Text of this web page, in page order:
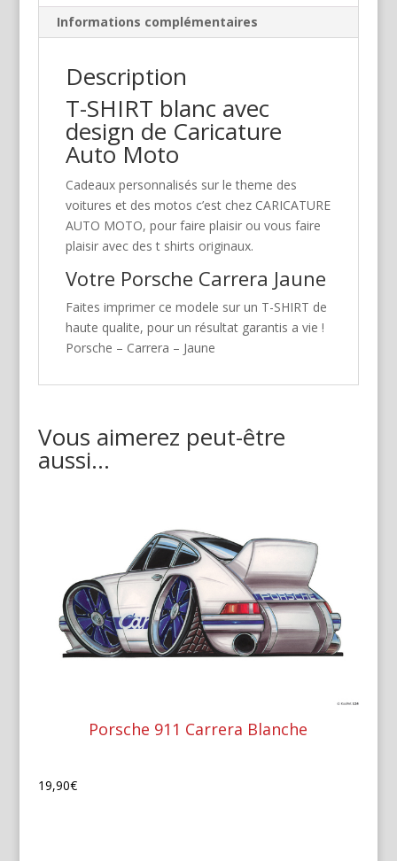
Informations complémentaires
Description
T-SHIRT blanc avec
design de Caricature
Auto Moto
Cadeaux personnalisés sur le theme des
voitures et des motos c’est chez CARICATURE
AUTO MOTO, pour faire plaisir ou vous faire
plaisir avec des t shirts originaux.
Votre Porsche Carrera Jaune
Faites imprimer ce modele sur un T-SHIRT de
haute qualite, pour un résultat garantis a vie !
Porsche – Carrera – Jaune
Vous aimerez peut-être
aussi…
Porsche 911 Carrera Blanche
19,90€